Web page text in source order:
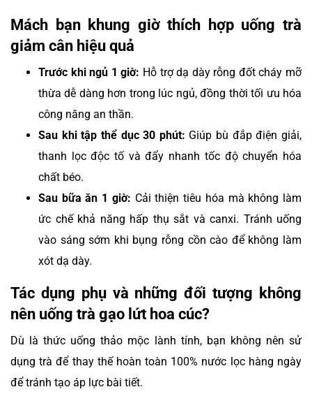
Mách bạn khung giờ thích hợp uống trà
giảm cân hiệu quả
Trước khi ngủ 1 giờ: Hỗ trợ dạ dày rỗng đốt cháy mỡ
thừa dễ dàng hơn trong lúc ngủ, đồng thời tối ưu hóa
công năng an thần.
Sau khi tập thể dục 30 phút: Giúp bù đắp điện giải,
thanh lọc độc tố và đẩy nhanh tốc độ chuyển hóa
chất béo.
Sau bữa ăn 1 giờ: Cải thiện tiêu hóa mà không làm
ức chế khả năng hấp thụ sắt và canxi. Tránh uống
vào sáng sớm khi bụng rỗng cồn cào để không làm
xót dạ dày.
Tác dụng phụ và những đối tượng không
nên uống trà gạo lứt hoa cúc?
Dù là thức uống thảo mộc lành tính, bạn không nên sử
dụng trà để thay thế hoàn toàn 100% nước lọc hàng ngày
để tránh tạo áp lực bài tiết.